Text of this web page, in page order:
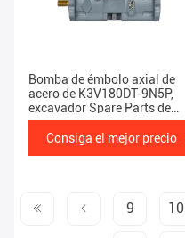
Bomba de émbolo axial de
acero de K3V180DT-9N5P,
excavador Spare Parts de
EC380
Consiga el mejor precio
9 10